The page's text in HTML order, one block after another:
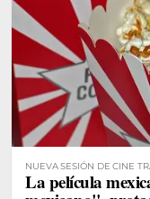
NUEVA SESIÓN DE CINE
La película